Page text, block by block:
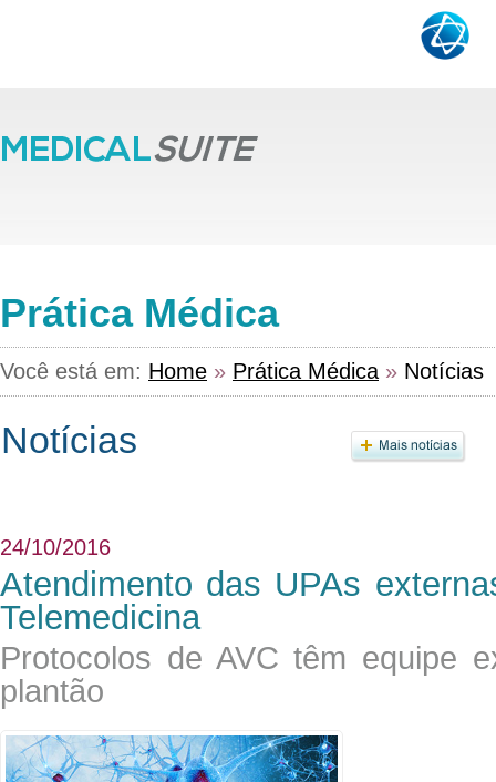
Prática Médica
Você está em: Home » Prática Médica » Notícias
24/10/2016
Atendimento das UPAs
Telemedicina
Protocolos de AVC têm equipe
plantão